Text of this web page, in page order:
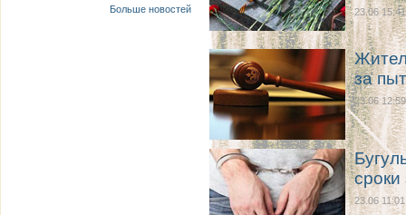
Больше новостей 23.06 15:41
за
23.06 12:59
23.06 11:01